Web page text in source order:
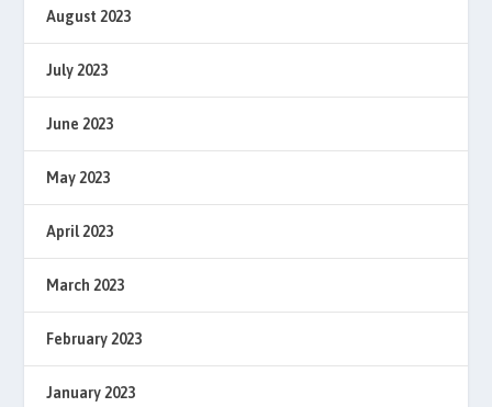
August 2023
July 2023
June 2023
May 2023
April 2023
March 2023
February 2023
January 2023